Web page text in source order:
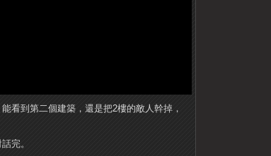
看到第二個建築，還是把2樓的敵人幹掉，
完。